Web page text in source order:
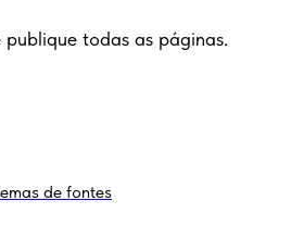
todas as páginas.
de fontes